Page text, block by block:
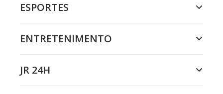
ESPORTES
ENTRETENIMENTO
JR 24H